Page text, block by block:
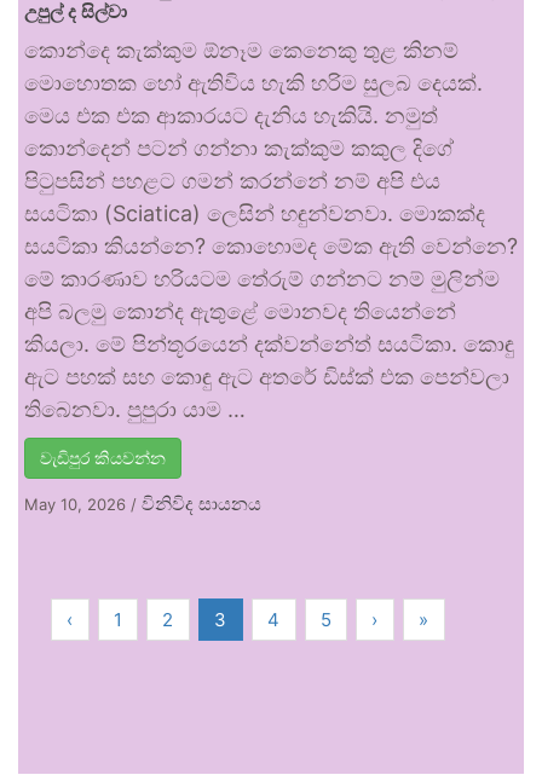
උපුල් ද සිල්වා
කොන්දෙ කැක්කුම ඕනෑම කෙනෙකු තුළ කිනම්
මොහොතක හෝ ඇතිවිය හැකි හරිම සුලබ දෙයක්.
මෙය එක එක ආකාරයට දැනිය හැකියි. නමුත්
කොන්දෙන් පටන් ගන්නා කැක්කුම කකුල දිගේ
පිටුපසින් පහළට ගමන් කරන්නේ නම් අපි එය
සයටිකා (Sciatica) ලෙසින් හඳුන්වනවා. මොකක්ද
සයටිකා කියන්නෙ? කොහොමද මේක ඇති වෙන්නෙ?
මේ කාරණාව හරියටම තේරුම් ගන්නට නම් මුලින්ම
අපි බලමු කොන්ද ඇතුළේ මොනවද තියෙන්නේ
කියලා. මේ පින්තූරයෙන් දක්වන්නේත් සයටිකා. කොඳු
ඇට පහක් සහ කොඳු ඇට අතරේ ඩිස්ක් එක පෙන්වලා
තිබෙනවා. පුපුරා යාම …
වැඩිපුර කියවන්න
May 10, 2026 / විනිවිද සායනය
‹ 1 2 3 4 5 › »